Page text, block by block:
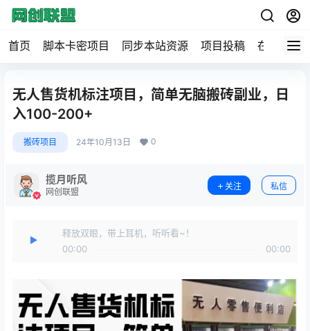
首页 脚本卡密项目 同步本站资源 项目投稿 在线工具
无人售货机标注项目，简单无脑搬砖副业，日
入100-200+
搬砖项目 24年10月13日 0
揽月听风
网创联盟
关注 私信
释放双眼，带上耳机，听听看~！
00:00
00:00